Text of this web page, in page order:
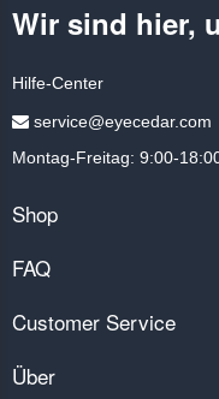
Wir sind hier,
Hilfe-Center
service@eyecedar.com
Montag-Freitag: 9:00-
Shop
FAQ
Customer Service
Über